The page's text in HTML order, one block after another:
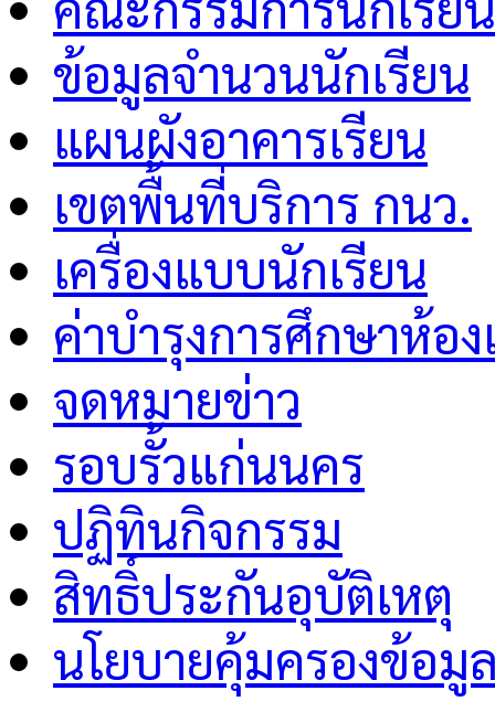
ข้อมูลจำนวนนักเรียน
แผนผังอาคารเรียน
เขตพื้นที่บริการ กนว.
เครื่องแบบนักเรียน
ค่าบำรุงการศึกษาห้อ
จดหมายข่าว
รอบรั้วแก่นนคร
ปฏิทินกิจกรรม
สิทธิ์ประกันอุบัติเหตุ
นโยบายคุ้มครองข้อ